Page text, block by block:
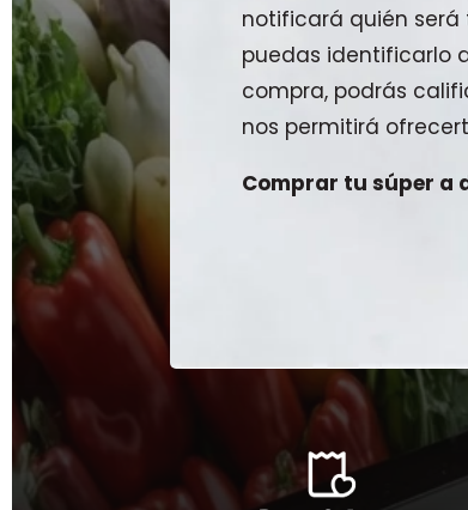
notificará quién será
puedas identificarlo
compra, podrás
nos permitirá
Comprar tu súper a